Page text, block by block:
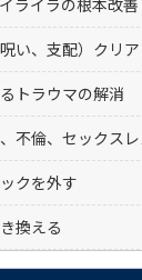
い、支配）クリ
トラウマの解消
不倫、セックス
クを外す
換える